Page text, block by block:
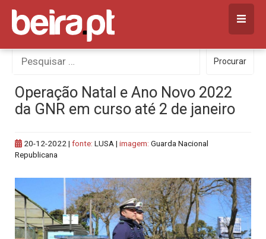
Skip
content
Procurar
por:
Procurar
Operação Natal e Ano Novo 2022
da GNR em curso até 2 de janeiro
20-12-2022 | fonte: LUSA | imagem: Guarda Nacional
Republicana